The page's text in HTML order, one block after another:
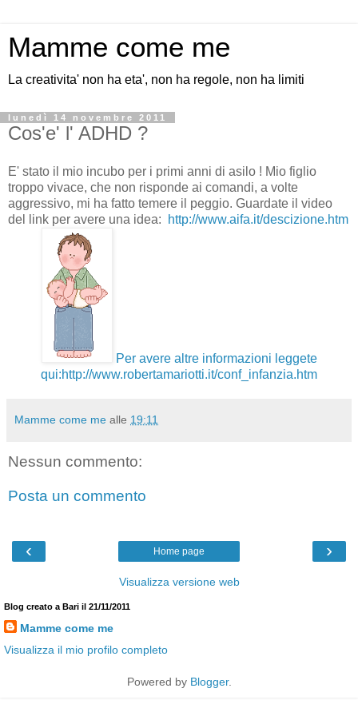
Mamme come me
La creativita' non ha eta', non ha regole, non ha limiti
lunedì 14 novembre 2011
Cos'e' l' ADHD ?
E' stato il mio incubo per i primi anni di asilo ! Mio figlio
troppo vivace, che non risponde ai comandi, a volte
aggressivo, mi ha fatto temere il peggio. Guardate il video
del link per avere una idea:
http://www.aifa.it/descizione.htm
Per avere altre informazioni leggete
qui:http://www.robertamariotti.it/conf_infanzia.htm
Mamme come me alle 19:11
Nessun commento:
Posta un commento
‹ ›
Home page
Visualizza versione web
Blog creato a Bari il 21/11/2011
Mamme come me
Visualizza il mio profilo completo
Powered by Blogger.